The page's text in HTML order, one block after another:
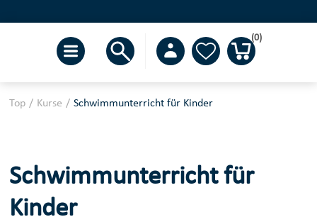
(0)
Top / Kurse / Schwimmunterricht für Kinder
Schwimmunterricht für
Kinder